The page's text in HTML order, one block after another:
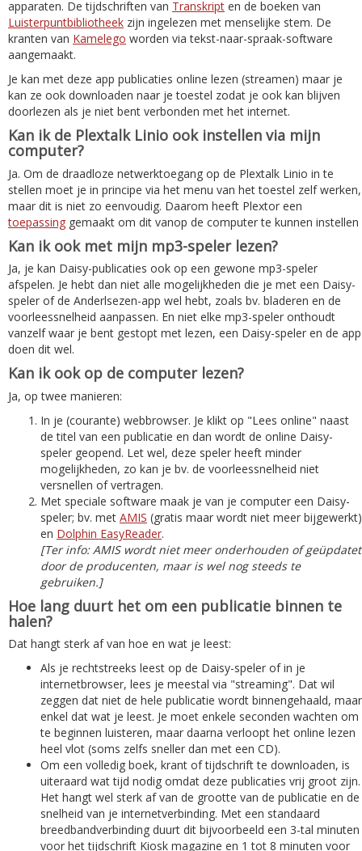
apparaten. De tijdschriften van Transkript en de boeken van
Luisterpuntbibliotheek zijn ingelezen met menselijke stem. De
kranten van Kamelego worden via tekst-naar-spraak-software
aangemaakt.
Je kan met deze app publicaties online lezen (streamen) maar je
kan ze ook downloaden naar je toestel zodat je ook kan blijven
doorlezen als je niet bent verbonden met het internet.
Kan ik de Plextalk Linio ook instellen via mijn
computer?
Ja. Om de draadloze netwerktoegang op de Plextalk Linio in te
stellen moet je in principe via het menu van het toestel zelf werken,
maar dit is niet zo eenvoudig. Daarom heeft Plextor een
toepassing gemaakt om dit vanop de computer te kunnen instellen
Kan ik ook met mijn mp3-speler lezen?
Ja, je kan Daisy-publicaties ook op een gewone mp3-speler
afspelen. Je hebt dan niet alle mogelijkheden die je met een Daisy-
speler of de Anderlsezen-app wel hebt, zoals bv. bladeren en de
voorleessnelheid aanpassen. En niet elke mp3-speler onthoudt
vanzelf waar je bent gestopt met lezen, een Daisy-speler en de app
doen dit wel.
Kan ik ook op de computer lezen?
Ja, op twee manieren:
In je (courante) webbrowser. Je klikt op "Lees online" naast
de titel van een publicatie en dan wordt de online Daisy-
speler geopend. Let wel, deze speler heeft minder
mogelijkheden, zo kan je bv. de voorleessnelheid niet
versnellen of vertragen.
Met speciale software maak je van je computer een Daisy-
speler; bv. met AMIS (gratis maar wordt niet meer bijgewerkt)
en Dolphin EasyReader.
[Ter info: AMIS wordt niet meer onderhouden of geüpdatet
door de producenten, maar is wel nog steeds te
gebruiken.]
Hoe lang duurt het om een publicatie binnen te
halen?
Dat hangt sterk af van hoe en wat je leest:
Als je rechtstreeks leest op de Daisy-speler of in je
internetbrowser, lees je meestal via "streaming". Dat wil
zeggen dat niet de hele publicatie wordt binnengehaald, maar
enkel dat wat je leest. Je moet enkele seconden wachten om
te beginnen luisteren, maar daarna verloopt het online lezen
heel vlot (soms zelfs sneller dan met een CD).
Om een volledig boek, krant of tijdschrift te downloaden, is
uiteraard wat tijd nodig omdat deze publicaties vrij groot zijn.
Het hangt wel sterk af van de grootte van de publicatie en de
snelheid van je internetverbinding. Met een standaard
breedbandverbinding duurt dit bijvoorbeeld een 3-tal minuten
voor het tijdschrift Kiosk magazine en 1 tot 8 minuten voor